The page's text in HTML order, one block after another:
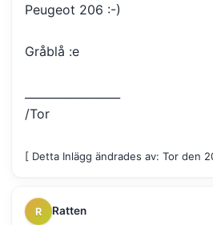
Peugeot 206 :-)
Gråblå :e
/Tor
[ Detta Inlägg ändrades av: Tor den
R Ratten